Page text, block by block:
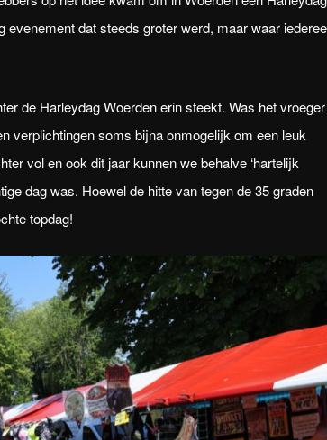
dat steeds groter werd, maar waar
de Harleydag Woerden erin steekt. Was het
verplichtingen soms bijna onmogelijk om een leuk
vol en ook dit jaar kunnen we behalve ‘hartelijk
dag was. Hoewel de hitte van tegen de 35 graden
topdag!